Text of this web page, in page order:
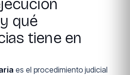
qué
tiene en
es el procedimiento judicial